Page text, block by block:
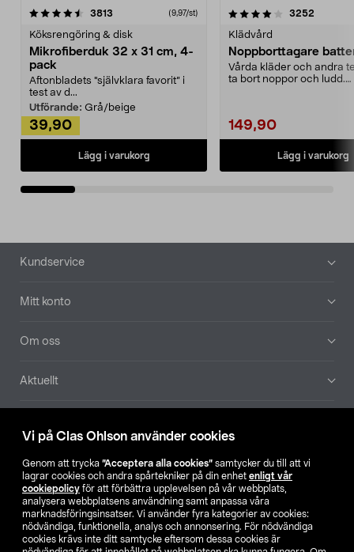
Vi på Clas Ohlson använder cookies
Genom att trycka ”Acceptera alla cookies” samtycker du till att vi
lagrar cookies och andra spårtekniker på din enhet enligt vår
cookiepolicy för att förbättra upplevelsen på vår webbplats,
analysera webbplatsens användning samt anpassa våra
marknadsföringsinsatser. Vi använder fyra kategorier av cookies:
nödvändiga, funktionella, analys och annonsering. För nödvändiga
cookies krävs inte ditt samtycke eftersom dessa cookies är
3813 (9,97/st)
Köksrengöring & disk
Mikrofiberduk 32 x 31 cm, 4-
pack
Aftonbladets "självklara favorit” i
test av d...
Utförande: Grå/beige
39,90
Lägg i varukorg
4.0av 5 stjärnor 3252
Klädvård
Noppborttagare
Vårda kläder och andra
ta bort noppor och ludd.
149,90
Lägg i varukorg
4.5av 5 stjärnor
Sidfot
Kundservice
Mitt konto
Om oss
Aktuellt
Hitta butik
SE NO FI